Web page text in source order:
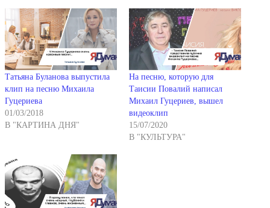
Татьяна Буланова выпустила
клип на песню Михаила
Гуцериева
01/03/2018
В "КАРТИНА ДНЯ"
На песню, которую для
Таисии Повалий написал
Михаил Гуцериев, вышел
видеоклип
15/07/2020
В "КУЛЬТУРА"